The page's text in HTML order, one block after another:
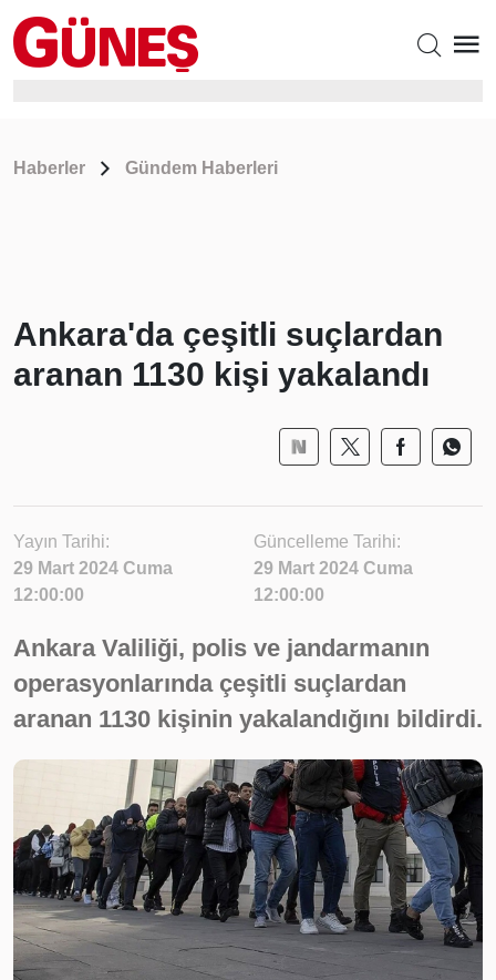
Haberler Gündem Haberleri
Ankara'da çeşitli suçlardan
aranan 1130 kişi yakalandı
Yayın Tarihi:
29 Mart 2024 Cuma
12:00:00
Güncelleme Tarihi:
29 Mart 2024 Cuma
12:00:00
Ankara Valiliği, polis ve jandarmanın
operasyonlarında çeşitli suçlardan
aranan 1130 kişinin yakalandığını bildirdi.